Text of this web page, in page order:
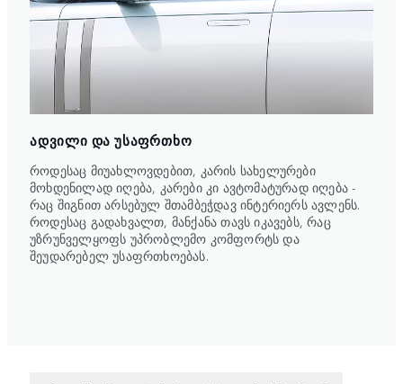
ᲐᲓᲕᲘᲚᲘ ᲓᲐ ᲣᲡᲐᲤᲠᲗᲮᲝ
როდესაც მიუახლოვდებით, კარის სახელურები
მოხდენილად იღება, კარები კი ავტომატურად იღება -
რაც შიგნით არსებულ შთამბეჭდავ ინტერიერს ავლენს.
როდესაც გადახვალთ, მანქანა თავს იკავებს, რაც
უზრუნველყოფს უპრობლემო კომფორტს და
შეუდარებელ უსაფრთხოებას.